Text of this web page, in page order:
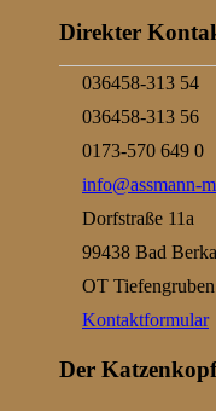
Direkt zum Inhalt
Direkter
036458-313 54
036458-313 56
0173-570 649 0
info@assmann-
Dorfstraße 11a
99438 Bad Berka
OT Tiefengruben
Kontaktformular
Der Katzenkopf